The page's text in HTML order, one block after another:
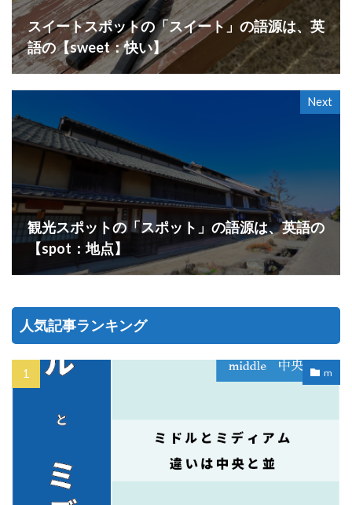
スイートスポットの「スイート」の語源は、英
語の【sweet：快い】
Next
観光スポットの「スポット」の語源は、英語の
【spot：地点】
人気記事ランキング
m